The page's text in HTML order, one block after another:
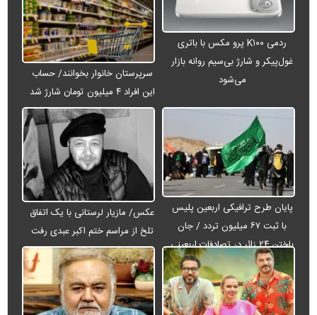
ردمی K۱۰۰ پرو مکس با باتری
غول‌پیکر و شارژ بی‌سیم روانه بازار
می‌شود
سرپرستان خانوار بخوانند/ حساب
این افراد ۴ میلیون تومان شارژ شد
پایان طرح ترافیکی اربعین پلیس
با ثبت ۶۷ میلیون تردد / جان
باختن ۲۴ زائر در تصادفات اربعینی
عکس/ مازیار لرستانی با یک اتفاق
تلخ از مراسم ختم اکبر عبدی رفت